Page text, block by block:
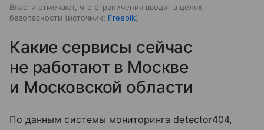
Власти отмечают, что ограничения вводят в целях
безопасности
источник: Freepik
Какие сервисы сейчас
не работают в Москве
и Московской области
По данным системы мониторинга detector404,